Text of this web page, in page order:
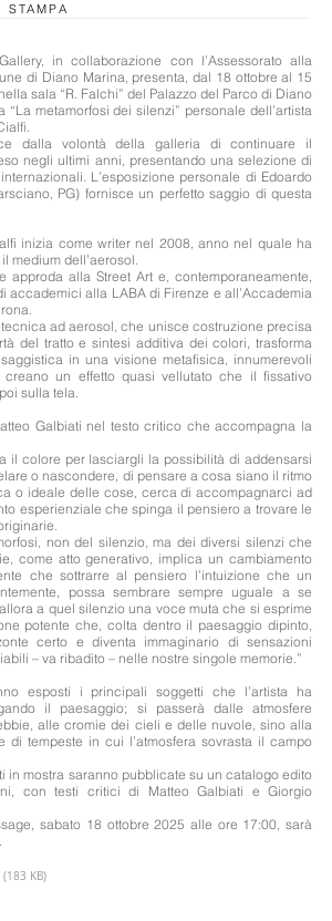
STAMPA
in collaborazione con l’Assessorato alla
di Diano Marina, presenta, dal 18 ottobre al 15
sala “R. Falchi” del Palazzo del Parco di Diano
“La metamorfosi dei silenzi” personale dell’artista
dalla volontà della galleria di continuare il
negli ultimi anni, presentando una selezione di
L’esposizione personale di Edoardo
PG) fornisce un perfetto saggio di questa
inizia come writer nel 2008, anno nel quale ha
medium dell’aerosol.
approda alla Street Art e, contemporaneamente,
accademici alla LABA di Firenze e all’Accademia
ad aerosol, che unisce costruzione precisa
del tratto e sintesi additiva dei colori, trasforma
in una visione metafisica, innumerevoli
creano un effetto quasi vellutato che il fissativo
sulla tela.
Galbiati nel testo critico che accompagna la
il colore per lasciargli la possibilità di addensarsi
o nascondere, di pensare a cosa siano il ritmo
o ideale delle cose, cerca di accompagnarci ad
esperienziale che spinga il pensiero a trovare le
non del silenzio, ma dei diversi silenzi che
come atto generativo, implica un cambiamento
che sottrarre al pensiero l’intuizione che un
possa sembrare sempre uguale a se
a quel silenzio una voce muta che si esprime
potente che, colta dentro il paesaggio dipinto,
certo e diventa immaginario di sensazioni
– va ribadito – nelle nostre singole memorie.”
esposti i principali soggetti che l’artista ha
il paesaggio; si passerà dalle atmosfere
alle cromie dei cieli e delle nuvole, sino alla
di tempeste in cui l’atmosfera sovrasta il campo
in mostra saranno pubblicate su un catalogo edito
con testi critici di Matteo Galbiati e Giorgio
sabato 18 ottobre 2025 alle ore 17:00, sarà
(183 KB)